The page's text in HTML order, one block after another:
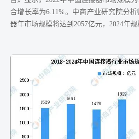
合增长率为6.11%。中商产业研究院分
器年市场规模将达到2057亿元，2024年规